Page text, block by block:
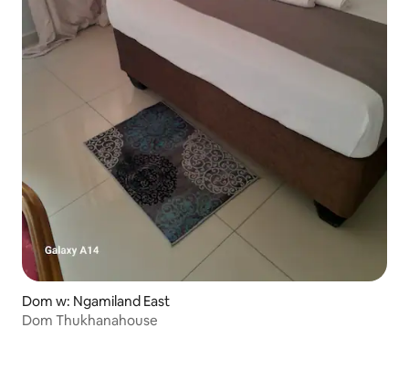
Dom w: Ngamiland East
Dom Thukhanahouse